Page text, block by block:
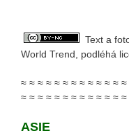
Text a
World Trend, podléhá
≈ ≈ ≈ ≈ ≈ ≈ ≈ ≈ ≈ ≈ ≈ ≈
≈ ≈ ≈ ≈ ≈ ≈ ≈ ≈ ≈ ≈ ≈ ≈ ≈
ASIE